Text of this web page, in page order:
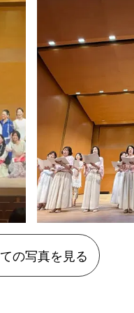
の写真を見る